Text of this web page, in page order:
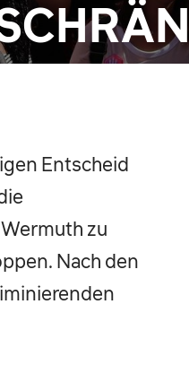
Entscheid
zu
Nach den